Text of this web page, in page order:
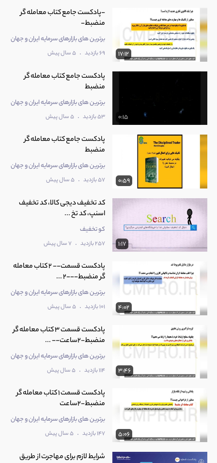
17:12
-پادکست جامع کتاب معامله گر
منضبط-
برترین های بازارهای سرمایه ایران و جهان
69 بازدید . 5 سال پیش
0:15
پادکست جامع کتاب معامله گر
منضبط
برترین های بازارهای سرمایه ایران و جهان
53 بازدید . 5 سال پیش
0:59
پادکست جامع کتاب معامله گر
منضبط
برترین های بازارهای سرمایه ایران و جهان
57 بازدید . 5 سال پیش
1:17
کد تخفیف دیجی کالا، کد تخفیف
اسنپ، کد تخ ...
کو تخفیف
257 بازدید . 7 سال پیش
4:02
پادکست قسمت-- 2 کتاب معامله
گر منضبط---2 ...
برترین های بازارهای سرمایه ایران و جهان
101 بازدید . 5 سال پیش
3:46
پادکست قسمت 3 کتاب معامله گر
منضبط-2ساعت-- ...
برترین های بازارهای سرمایه ایران و جهان
114 بازدید . 5 سال پیش
5:06
پادکست قسمت 1 کتاب معامله گر
منضبط-2ساعت
برترین های بازارهای سرمایه ایران و جهان
147 بازدید . 5 سال پیش
شرایط لازم برای مهاجرت از طریق